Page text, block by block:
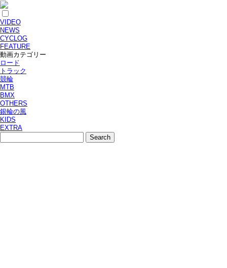
VIDEO
NEWS
CYCLOG
FEATURE
動画カテゴリー
ロード
トラック
競輪
MTB
BMX
OTHERS
銀輪の風
KIDS
EXTRA